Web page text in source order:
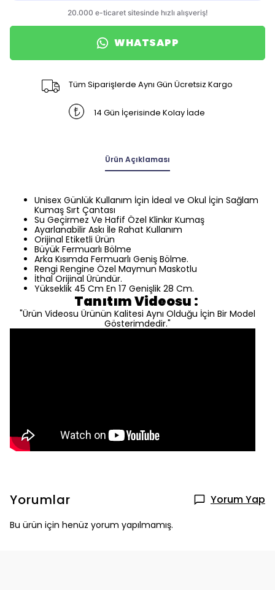
WHATSAPP
Tüm Siparişlerde Aynı Gün Ücretsiz Kargo
14 Gün İçerisinde Kolay İade
Ürün Açıklaması
Unisex Günlük Kullanım İçin İdeal ve Okul İçin Sağlam
Kumaş Sırt Çantası
Su Geçirmez Ve Hafif Özel Klinkır Kumaş
Ayarlanabilir Askı İle Rahat Kullanım
Orijinal Etiketli Ürün
Büyük Fermuarlı Bölme
Arka Kısımda Fermuarlı Geniş Bölme.
Rengi Rengine Özel Maymun Maskotlu
İthal Orijinal Üründür.
Yükseklik 45 Cm En 17 Genişlik 28 Cm.
Tanıtım Videosu :
"Ürün Videosu Ürünün Kalitesi Aynı Olduğu İçin Bir Model
Gösterimdedir."
Yorumlar Yorum Yap
Bu ürün için henüz yorum yapılmamış.